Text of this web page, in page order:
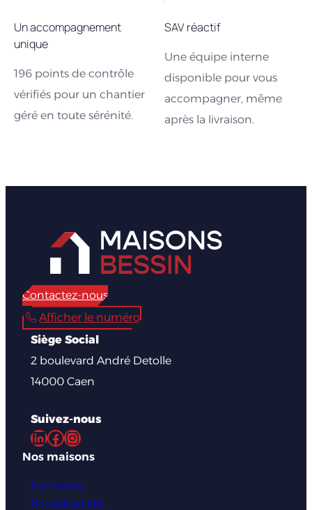
Un accompagnement
unique
196 points de contrôle
vérifiés pour un chantier
géré en toute sérénité.
SAV réactif
Une équipe interne
disponible pour vous
accompagner, même
après la livraison.
Contactez-nous
Afficher le numéro
Siège Social
2 boulevard André Detolle
14000 Caen
Suivez-nous
LinkedIn Facebook Instagram
Nos maisons
Sur mesure
Nos réalisations